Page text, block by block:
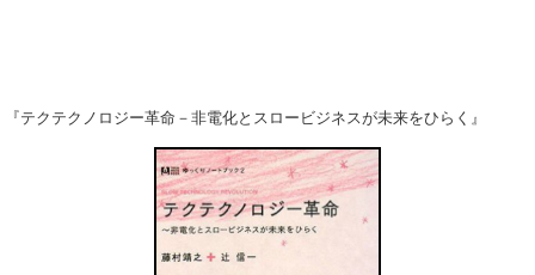
『テクテクノロジー革命－非電化とスロービジネスが未来をひらく』